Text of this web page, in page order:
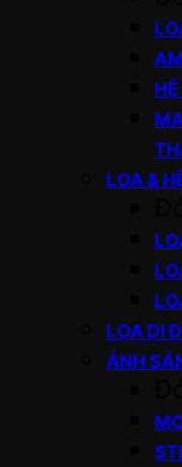
LOA &
LOA DI
ÁNH